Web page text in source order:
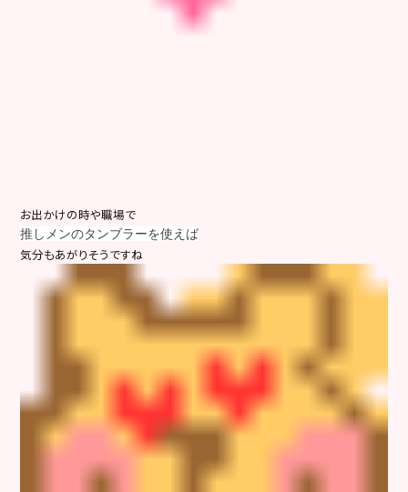
お出かけの時や職場で
推しメンのタンブラーを使えば
気分もあがりそうですね